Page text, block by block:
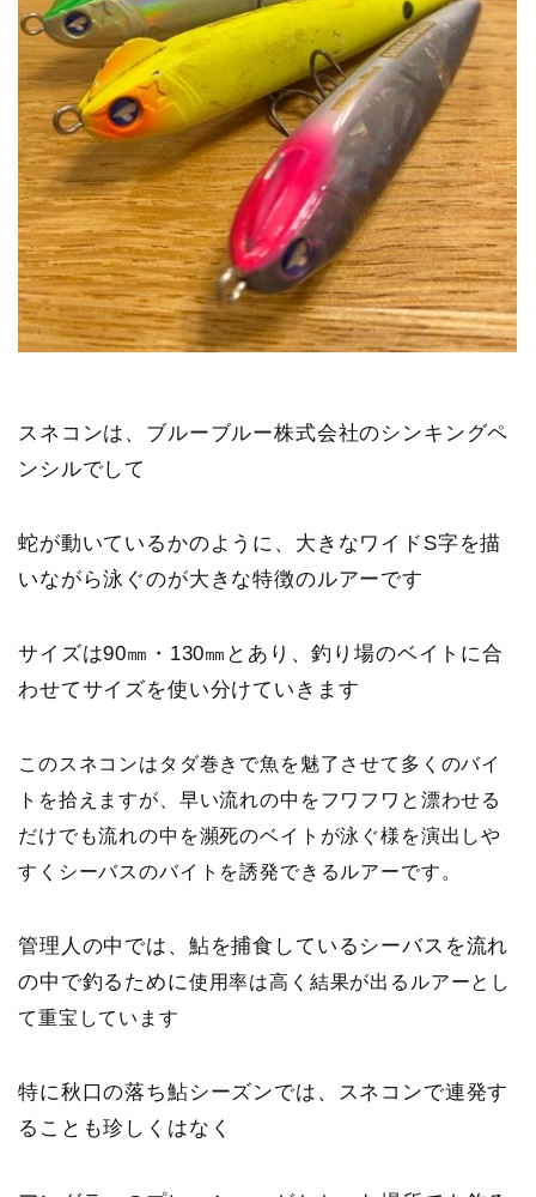
スネコンは、ブルーブルー株式会社のシンキングペ
ンシルでして
蛇が動いているかのように、 大きなワイドS字を描
いながら泳ぐのが大きな特徴のルアーです
サイズは90㎜・130㎜とあり、釣り場のベイトに合
わせてサイズを使い分けていきます
このスネコンはタダ巻きで魚を魅了させて多くのバイ
トを拾えますが、早い流れの中をフワフワと漂わせる
だけでも流れの中を瀕死のベイトが泳ぐ様を演出しや
すくシーバスのバイトを誘発できるルアーです。
管理人の中では、鮎を捕食しているシーバスを流れ
の中で釣るために使用率は高く結果が出るルアーとし
て重宝しています
特に秋口の落ち鮎シーズンでは、スネコンで連発す
ることも珍しくはなく